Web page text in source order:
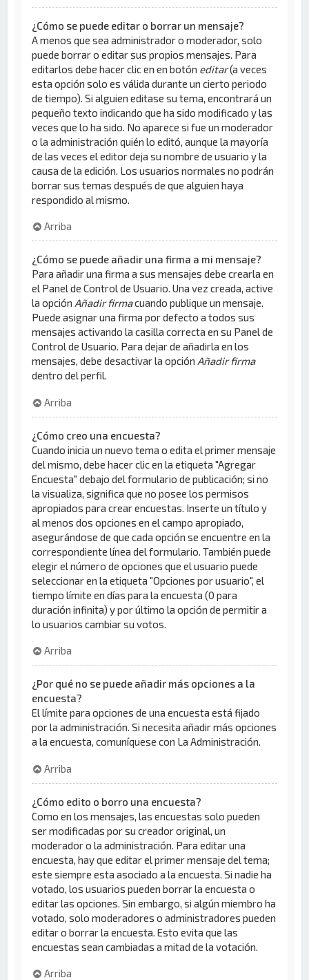
¿Cómo se puede editar o borrar un mensaje?
A menos que sea administrador o moderador, solo
puede borrar o editar sus propios mensajes. Para
editarlos debe hacer clic en en botón editar(a veces
esta opción solo es válida durante un cierto periodo
de tiempo). Si alguien editase su tema, encontrará un
pequeño texto indicando que ha sido modificado y las
veces que lo ha sido. No aparece si fue un moderador
o la administración quién lo editó, aunque la mayoría
de las veces el editor deja su nombre de usuario y la
causa de la edición. Los usuarios normales no podrán
borrar sus temas después de que alguien haya
respondido al mismo.
Arriba
¿Cómo se puede añadir una firma a mi mensaje?
Para añadir una firma a sus mensajes debe crearla en
el Panel de Control de Usuario. Una vez creada, active
la opción Añadir firmacuando publique un mensaje.
Puede asignar una firma por defecto a todos sus
mensajes activando la casilla correcta en su Panel de
Control de Usuario. Para dejar de añadirla en los
mensajes, debe desactivar la opción Añadir firma
dentro del perfil.
Arriba
¿Cómo creo una encuesta?
Cuando inicia un nuevo tema o edita el primer mensaje
del mismo, debe hacer clic en la etiqueta "Agregar
Encuesta" debajo del formulario de publicación; si no
la visualiza, significa que no posee los permisos
apropiados para crear encuestas. Inserte un título y
al menos dos opciones en el campo apropiado,
asegurándose de que cada opción se encuentre en la
correspondiente línea del formulario. También puede
elegir el número de opciones que el usuario puede
seleccionar en la etiqueta "Opciones por usuario", el
tiempo límite en días para la encuesta (0 para
duración infinita) y por último la opción de permitir a
lo usuarios cambiar su votos.
Arriba
¿Por qué no se puede añadir más opciones a la
encuesta?
El límite para opciones de una encuesta está fijado
por la administración. Si necesita añadir más opciones
a la encuesta, comuníquese con La Administración.
Arriba
¿Cómo edito o borro una encuesta?
Como en los mensajes, las encuestas solo pueden
ser modificadas por su creador original, un
moderador o la administración. Para editar una
encuesta, hay que editar el primer mensaje del tema;
este siempre esta asociado a la encuesta. Si nadie ha
votado, los usuarios pueden borrar la encuesta o
editar las opciones. Sin embargo, si algún miembro ha
votado, solo moderadores o administradores pueden
editar o borrar la encuesta. Esto evita que las
encuestas sean cambiadas a mitad de la votación.
Arriba